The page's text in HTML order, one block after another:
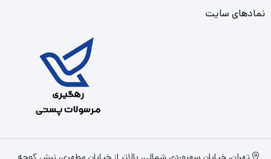
نمادهای سایت